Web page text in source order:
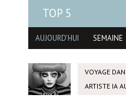
TOP 5
AUJOURD'HUI SEMAINE
VOYAGE
ARTISTE IA